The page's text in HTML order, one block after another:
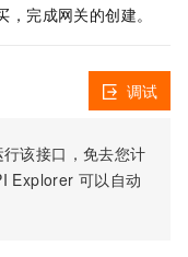
完成网关的创建。
该接口，免去您计
Explorer 可以自动
调试